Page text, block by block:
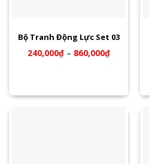
Bộ Tranh Động Lực Set 03
240,000₫– 860,000₫